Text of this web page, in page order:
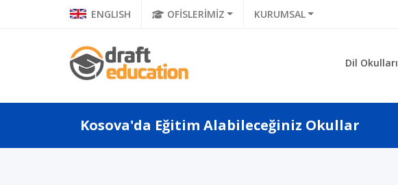
ENGLISH OFİSLERİMİZ KURUMSAL
Dil Okulları
Kosova'da Eğitim Alabileceğiniz Okullar